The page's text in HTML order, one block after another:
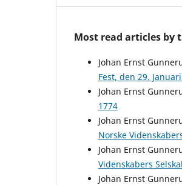
Most read articles by
Johan Ernst
Fest, den 29.
Johan Ernst
1774
Johan Ernst
Norske
Johan Ernst
Videnskabers
Johan Ernst